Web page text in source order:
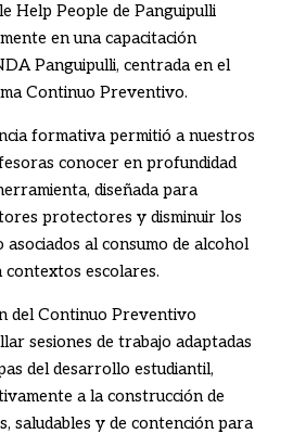
Help People de Panguipulli
en una capacitación
Panguipulli, centrada en el
Continuo Preventivo.
formativa permitió a nuestros
conocer en profundidad
diseñada para
protectores y disminuir los
al consumo de alcohol
escolares.
del Continuo Preventivo
sesiones de trabajo adaptadas
del desarrollo estudiantil,
a la construcción de
saludables y de contención para